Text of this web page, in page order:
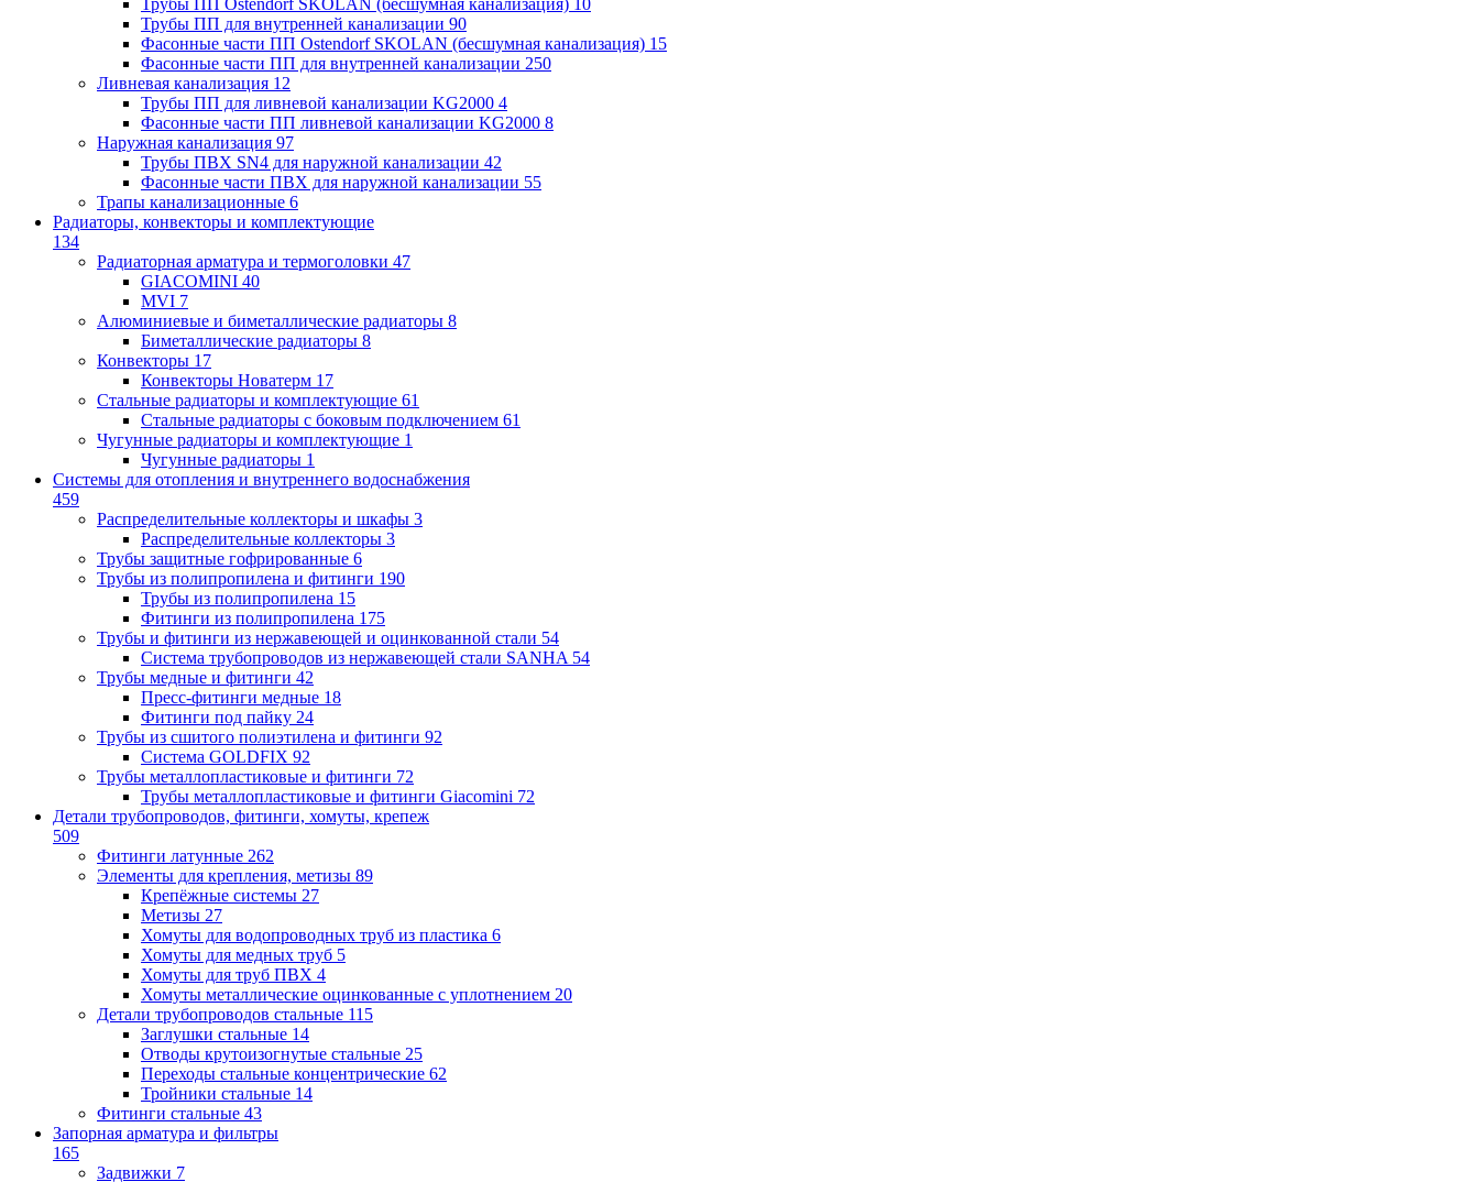
Трубы ПП для внутренней канализации 90
Фасонные части ПП Ostendorf SKOLAN (бесшумная канализация) 15
Фасонные части ПП для внутренней канализации 250
Ливневая канализация 12
Трубы ПП для ливневой канализации KG2000 4
Фасонные части ПП ливневой канализации KG2000 8
Наружная канализация 97
Трубы ПВХ SN4 для наружной канализации 42
Фасонные части ПВХ для наружной канализации 55
Трапы канализационные 6
Радиаторы, конвекторы и комплектующие
134
Радиаторная арматура и термоголовки 47
GIACOMINI 40
MVI 7
Алюминиевые и биметаллические радиаторы 8
Биметаллические радиаторы 8
Конвекторы 17
Конвекторы Новатерм 17
Стальные радиаторы и комплектующие 61
Стальные радиаторы с боковым подключением 61
Чугунные радиаторы и комплектующие 1
Чугунные радиаторы 1
Системы для отопления и внутреннего водоснабжения
459
Распределительные коллекторы и шкафы 3
Распределительные коллекторы 3
Трубы защитные гофрированные 6
Трубы из полипропилена и фитинги 190
Трубы из полипропилена 15
Фитинги из полипропилена 175
Трубы и фитинги из нержавеющей и оцинкованной стали 54
Система трубопроводов из нержавеющей стали SANHA 54
Трубы медные и фитинги 42
Пресс-фитинги медные 18
Фитинги под пайку 24
Трубы из сшитого полиэтилена и фитинги 92
Система GOLDFIX 92
Трубы металлопластиковые и фитинги 72
Трубы металлопластиковые и фитинги Giacomini 72
Детали трубопроводов, фитинги, хомуты, крепеж
509
Фитинги латунные 262
Элементы для крепления, метизы 89
Крепёжные системы 27
Метизы 27
Хомуты для водопроводных труб из пластика 6
Хомуты для медных труб 5
Хомуты для труб ПВХ 4
Хомуты металлические оцинкованные с уплотнением 20
Детали трубопроводов стальные 115
Заглушки стальные 14
Отводы крутоизогнутые стальные 25
Переходы стальные концентрические 62
Тройники стальные 14
Фитинги стальные 43
Запорная арматура и фильтры
165
Задвижки 7